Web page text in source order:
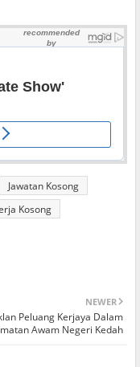
Jawatan Kosong
Kosong
NEWER
Peluang Kerjaya Dalam
Awam Negeri Kedah